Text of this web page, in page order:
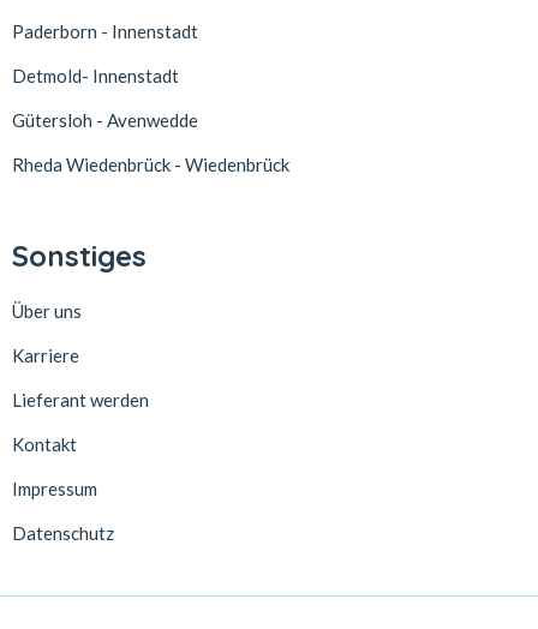
Paderborn - Innenstadt
Detmold- Innenstadt
Gütersloh - Avenwedde
Rheda Wiedenbrück - Wiedenbrück
Sonstiges
Über uns
Karriere
Lieferant werden
Kontakt
Impressum
Datenschutz